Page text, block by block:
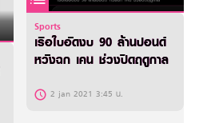
Sports
เรือใบอัดงบ 90 ล้านปอนด์
หวังฉก เคน ช่วงปิดฤดูกาล
2 jan 2021 3:45 น.